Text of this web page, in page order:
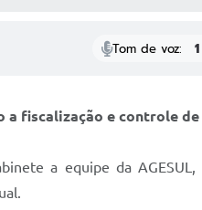
Tom de voz:
fiscalização e controle
a equipe da